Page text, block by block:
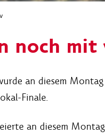
noch mit
an diesem
Finale.
an diesem